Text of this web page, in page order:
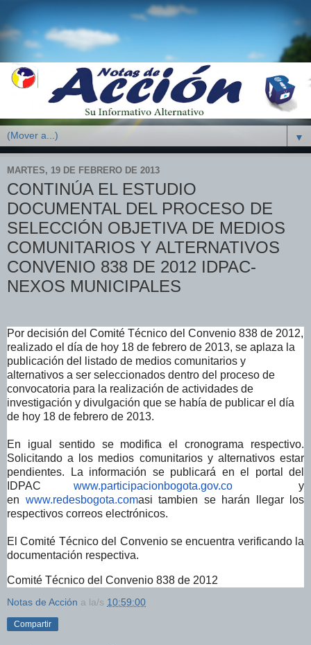
▼
MARTES, 19 DE FEBRERO DE 2013
CONTINÚA EL ESTUDIO
DOCUMENTAL DEL PROCESO DE
SELECCIÓN OBJETIVA DE MEDIOS
COMUNITARIOS Y ALTERNATIVOS
CONVENIO 838 DE 2012 IDPAC-
NEXOS MUNICIPALES
Por decisión del Comité Técnico del Convenio 838 de 2012,
realizado el día de hoy 18 de febrero de 2013, se aplaza la
publicación del listado de medios comunitarios y
alternativos a ser seleccionados dentro del proceso de
convocatoria para la realización de actividades de
investigación y divulgación que se había de publicar el día
de hoy 18 de febrero de 2013.
En igual sentido se modifica el cronograma respectivo.
Solicitando a los medios comunitarios y alternativos estar
pendientes. La información se publicará en el portal del
IDPACwww.participacionbogota.gov.co y
en www.redesbogota.comasi tambien se harán llegar los
respectivos correos electrónicos.
El Comité Técnico del Convenio se encuentra verificando la
documentación respectiva.
Comité Técnico del Convenio 838 de 2012
Notas de Acción a la/s 10:59:00
Compartir